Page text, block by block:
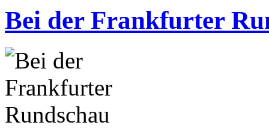
Bei der Frankfurter